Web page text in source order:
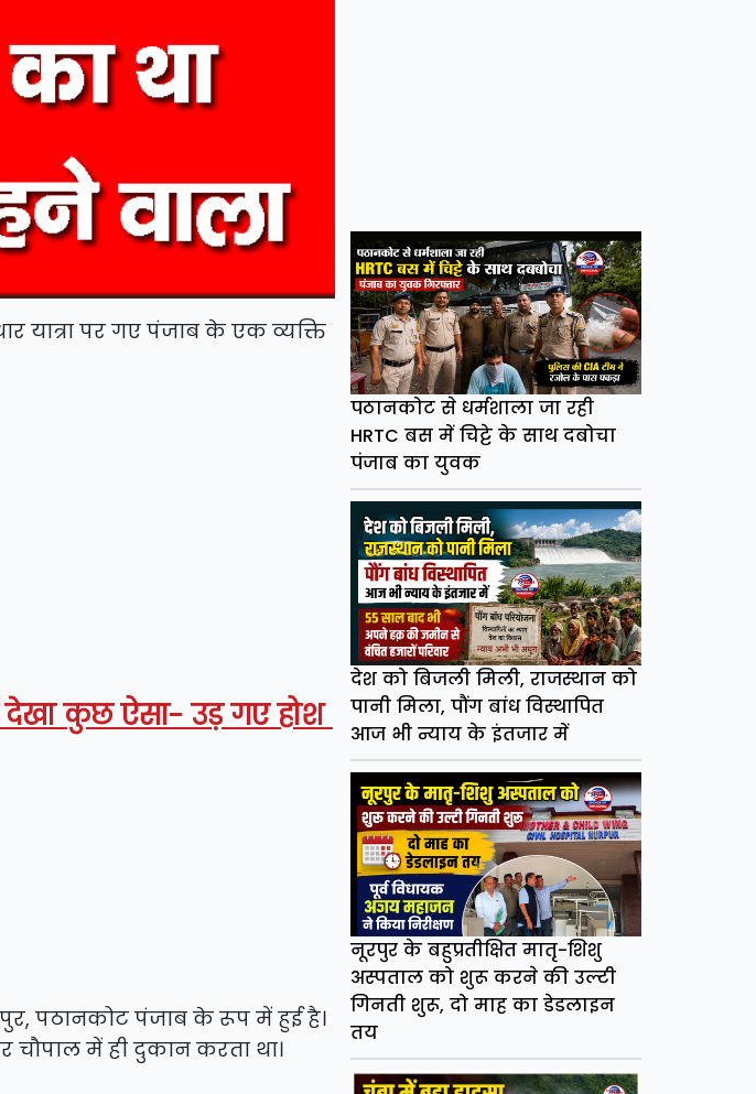
यात्रा पर गए पंजाब के एक व्यक्ति
देखा कुछ ऐसा- उड़ गए होश
पठानकोट पंजाब के रूप में हुई है।
में ही दुकान करता था।
पठानकोट से धर्मशाला जा रही
HRTC बस में चिट्टे के साथ दबोचा
पंजाब का युवक
देश को बिजली मिली, राजस्थान को
पानी मिला, पौंग बांध विस्थापित
आज भी न्याय के इंतजार में
नूरपुर के बहुप्रतीक्षित मातृ-शिशु
अस्पताल को शुरू करने की उल्टी
गिनती शुरू, दो माह का डेडलाइन
तय